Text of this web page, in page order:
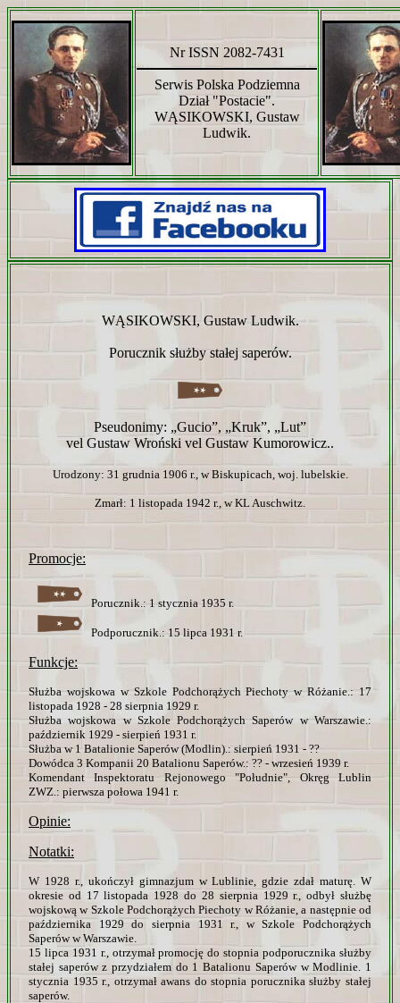
Nr ISSN 2082-7431
Serwis Polska Podziemna
Dział "Postacie".
WĄSIKOWSKI, Gustaw
Ludwik.
WĄSIKOWSKI, Gustaw Ludwik.
Porucznik służby stałej saperów.
Pseudonimy: „Gucio”, „Kruk”, „Lut”
vel Gustaw Wroński vel Gustaw Kumorowicz..
Urodzony: 31 grudnia 1906 r., w Biskupicach, woj. lubelskie.
Zmarł: 1 listopada 1942 r., w KL Auschwitz.
Promocje:
Porucznik.: 1 stycznia 1935 r.
Podporucznik.: 15 lipca 1931 r.
Funkcje:
Służba wojskowa w Szkole Podchorążych Piechoty w Różanie.: 17
listopada 1928 - 28 sierpnia 1929 r.
Służba wojskowa w Szkole Podchorążych Saperów w Warszawie.:
październik 1929 - sierpień 1931 r.
Służba w 1 Batalionie Saperów (Modlin).: sierpień 1931 - ??
Dowódca 3 Kompanii 20 Batalionu Saperów.: ?? - wrzesień 1939 r.
Komendant Inspektoratu Rejonowego "Południe", Okręg Lublin
ZWZ.: pierwsza połowa 1941 r.
Opinie:
Notatki:
W 1928 r., ukończył gimnazjum w Lublinie, gdzie zdał maturę. W
okresie od 17 listopada 1928 do 28 sierpnia 1929 r., odbył służbę
wojskową w Szkole Podchorążych Piechoty w Różanie, a następnie od
października 1929 do sierpnia 1931 r., w Szkole Podchorążych
Saperów w Warszawie.
15 lipca 1931 r., otrzymał promocję do stopnia podporucznika służby
stałej saperów z przydziałem do 1 Batalionu Saperów w Modlinie. 1
stycznia 1935 r., otrzymał awans do stopnia porucznika służby stałej
saperów.